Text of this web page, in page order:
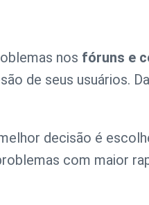
nos fóruns e
de seus usuários.
decisão é
com maior